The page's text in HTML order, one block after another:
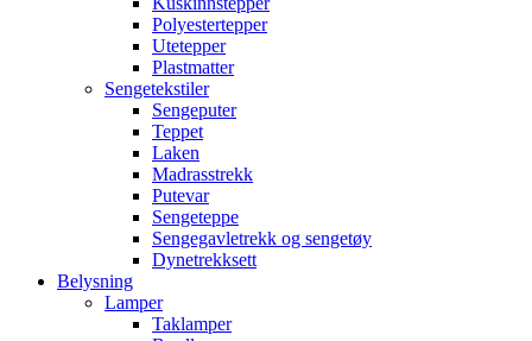
Polyestertepper
Utetepper
Plastmatter
Sengetekstiler
Sengeputer
Teppet
Laken
Madrasstrekk
Putevar
Sengeteppe
Sengegavletrekk og sengetøy
Dynetrekksett
Belysning
Lamper
Taklamper